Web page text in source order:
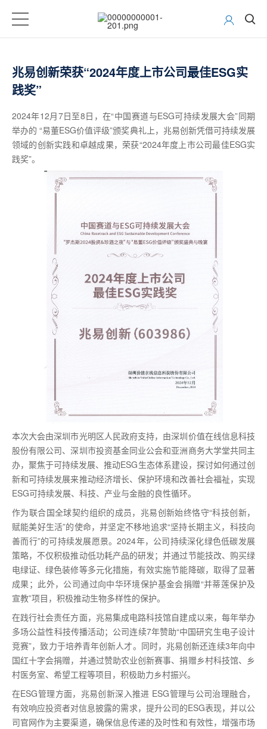
兆易创新荣获“2024年度上市公司最佳ESG实
践奖”
2024年12月7日至8日，在“中国赛道与ESG可持续发展大会”同期
举办的 “易董ESG价值评级”颁奖典礼上，兆易创新凭借可持续发展
领域的创新实践和卓越成果，荣获“2024年度上市公司最佳ESG实
践奖”。
本次大会由深圳市光明区人民政府支持，由深圳价值在线信息科技
股份有限公司、深圳市投资基金同业公会和亚洲商务大学堂共同主
办，聚焦于可持续发展、推动ESG生态体系建设，探讨如何通过创
新和可持续发展来推动经济增长、保护环境和改善社会福祉，实现
ESG可持续发展、科技、产业与金融的良性循环。
作为联合国全球契约组织的成员，兆易创新始终恪守“科技创新，
赋能美好生活”的使命，并坚定不移地追求“坚持长期主义，科技向
善而行”的可持续发展愿景。2024年，公司持续深化绿色低碳发展
策略，不仅积极推动低功耗产品的研发；并通过节能技改、购买绿
电绿证、绿色装修等多元化措施，有效实施节能降碳，取得了显著
成果；此外，公司通过向中华环境保护基金会捐赠“并蒂莲保护及
宣教”项目，积极推动生物多样性的保护。
在践行社会责任方面，兆易集成电路科技馆自建成以来，每年举办
多场公益性科技传播活动；公司连续7年赞助“中国研究生电子设计
竞赛”，致力于培养青年创新人才。同时，兆易创新还连续3年向中
国红十字会捐赠，并通过赞助农业创新赛事、捐赠乡村科技馆、乡
村医务室、希望工程等项目，积极助力乡村振兴。
在ESG管理方面，兆易创新深入推进 ESG管理与公司治理融合，
有效响应投资者对信息披露的需求，提升公司的ESG表现，并以公
司官网作为主要渠道，确保信息传递的及时性和有效性，增强市场